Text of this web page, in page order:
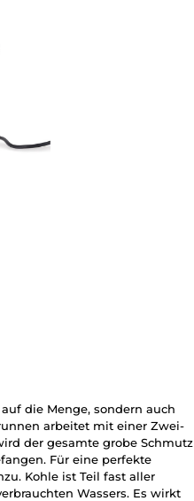
die Menge, sondern auch
arbeitet mit einer Zwei-
der gesamte grobe Schmutz
Für eine perfekte
Kohle ist Teil fast aller
Wassers. Es wirkt